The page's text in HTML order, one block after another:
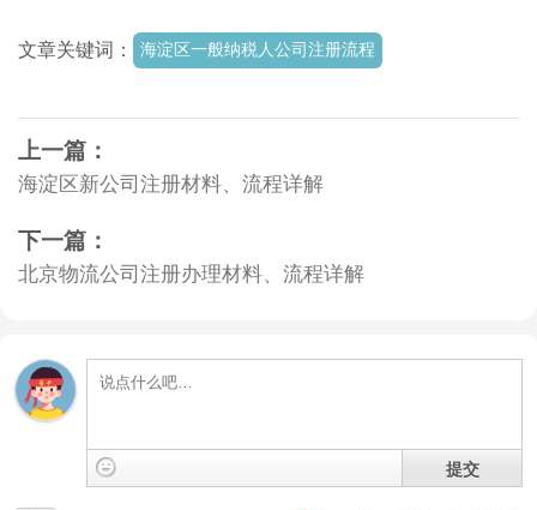
文章关键词： 海淀区一般纳税人公司注册流程
上一篇：
海淀区新公司注册材料、流程详解
下一篇：
北京物流公司注册办理材料、流程详解
提交